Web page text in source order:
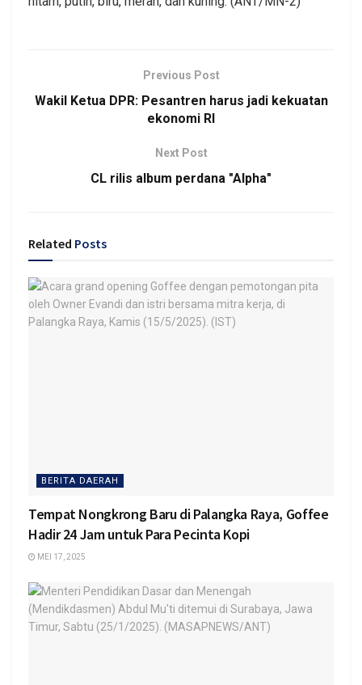
Previous Post
Wakil Ketua DPR: Pesantren harus jadi kekuatan
ekonomi RI
Next Post
CL rilis album perdana "Alpha"
Related Posts
BERITA DAERAH
Tempat Nongkrong Baru di Palangka Raya, Goffee
Hadir 24 Jam untuk Para Pecinta Kopi
MEI 17, 2025